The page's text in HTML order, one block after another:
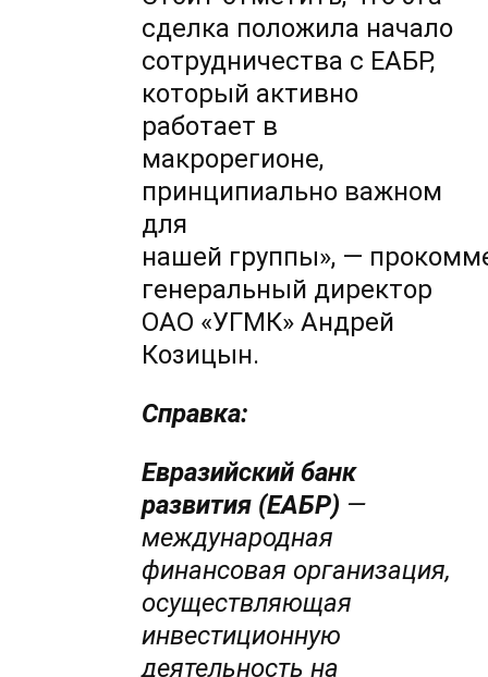
сделка положила начало
сотрудничества с ЕАБР,
который активно
работает в
макрорегионе,
принципиально важном
для
нашей группы», —
генеральный директор
ОАО «УГМК» Андрей
Козицын.
Справка:
Евразийский банк
развития (ЕАБР) —
международная
финансовая организация,
осуществляющая
инвестиционную
деятельность на